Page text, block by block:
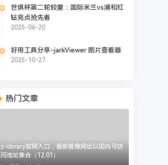
世俱杯第二轮较量：国际米兰vs浦和红
钻亮点抢先看
2025-06-20
好用工具分享-jarkViewer 图片查看器
2025-10-27
热门文章
z-library官网入口，最新镜像网址以国内可访
问地址集合（12.01）